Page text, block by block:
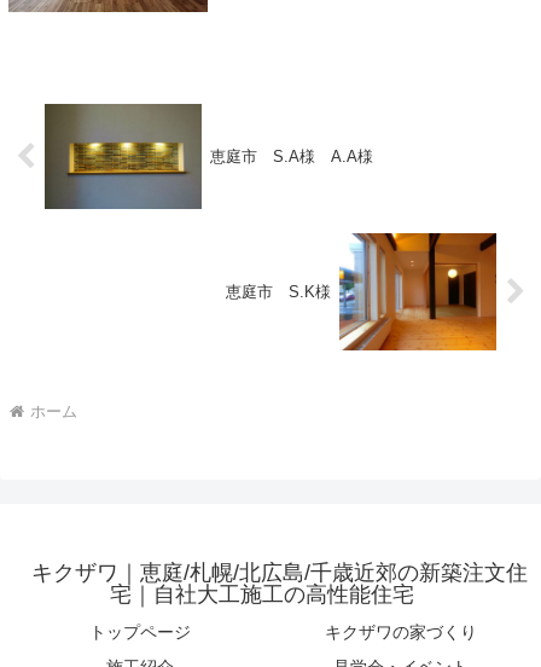
恵庭市 S.A様 A.A様
恵庭市 S.K様
ホーム
キクザワ｜恵庭/札幌/北広島/千歳近郊の新築注文住
宅｜自社大工施工の高性能住宅
トップページ
キクザワの家づくり